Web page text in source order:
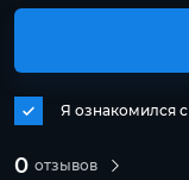
0 отзывов
Я ознакомился с